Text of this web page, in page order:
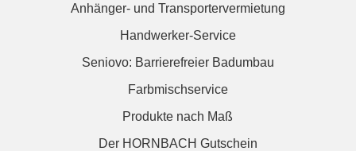
Anhänger- und Transportervermietung
Handwerker-Service
Seniovo: Barrierefreier Badumbau
Farbmischservice
Produkte nach Maß
Der HORNBACH Gutschein